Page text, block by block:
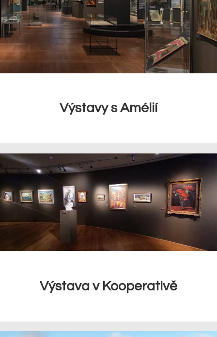
Výstavy s Amélií
Výstava v Kooperativě